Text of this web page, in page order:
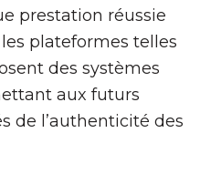
prestation réussie
plateformes telles
des systèmes
aux futurs
de l’authenticité des